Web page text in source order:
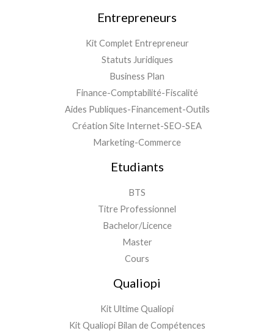
Entrepreneurs
Kit Complet Entrepreneur
Statuts Juridiques
Business Plan
Finance-Comptabilité-Fiscalité
Aides Publiques-Financement-Outils
Création Site Internet-SEO-SEA
Marketing-Commerce
Etudiants
BTS
Titre Professionnel
Bachelor/Licence
Master
Cours
Qualiopi
Kit Ultime Qualiopi
Kit Qualiopi Bilan de Compétences